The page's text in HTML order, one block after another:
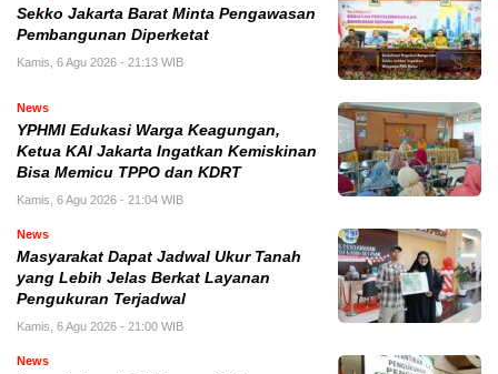
Sekko Jakarta Barat Minta Pengawasan
Pembangunan Diperketat
Kamis, 6 Agu 2026 - 21:13 WIB
News
YPHMI Edukasi Warga Keagungan,
Ketua KAI Jakarta Ingatkan Kemiskinan
Bisa Memicu TPPO dan KDRT
Kamis, 6 Agu 2026 - 21:04 WIB
News
Masyarakat Dapat Jadwal Ukur Tanah
yang Lebih Jelas Berkat Layanan
Pengukuran Terjadwal
Kamis, 6 Agu 2026 - 21:00 WIB
News